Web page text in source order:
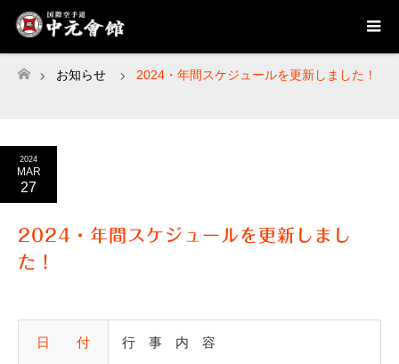
ホーム
お知らせ 2024・年間スケジュールを更新しました！
2024
MAR
27
2024・年間スケジュールを更新しまし
た！
日 付 行 事 内 容